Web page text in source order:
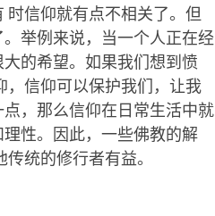
时信仰就有点不相关了。但
举例来说，当一个人正在经
的希望。如果我们想到愤
，信仰可以保护我们，让我
，那么信仰在日常生活中就
性。因此，一些佛教的解
统的修行者有益。